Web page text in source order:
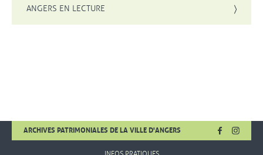
ANGERS EN LECTURE
ARCHIVES PATRIMONIALES DE LA VILLE D'ANGERS FACEBOOK
, OUVRE
,